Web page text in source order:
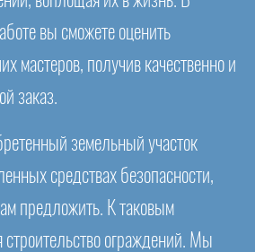
вы сможете оценить
мастеров, получив качественно и
заказ.
земельный участок
средствах безопасности,
предложить. К таковым
строительство ограждений. Мы